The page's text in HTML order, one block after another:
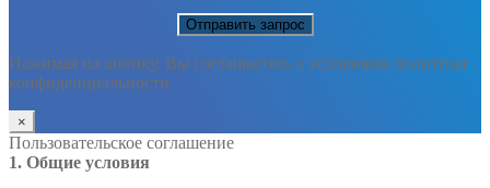
Нажимая на кнопку, Вы соглашаетесь с условиями политики
конфиденциальности
×
Пользовательское соглашение
1. Общие условия